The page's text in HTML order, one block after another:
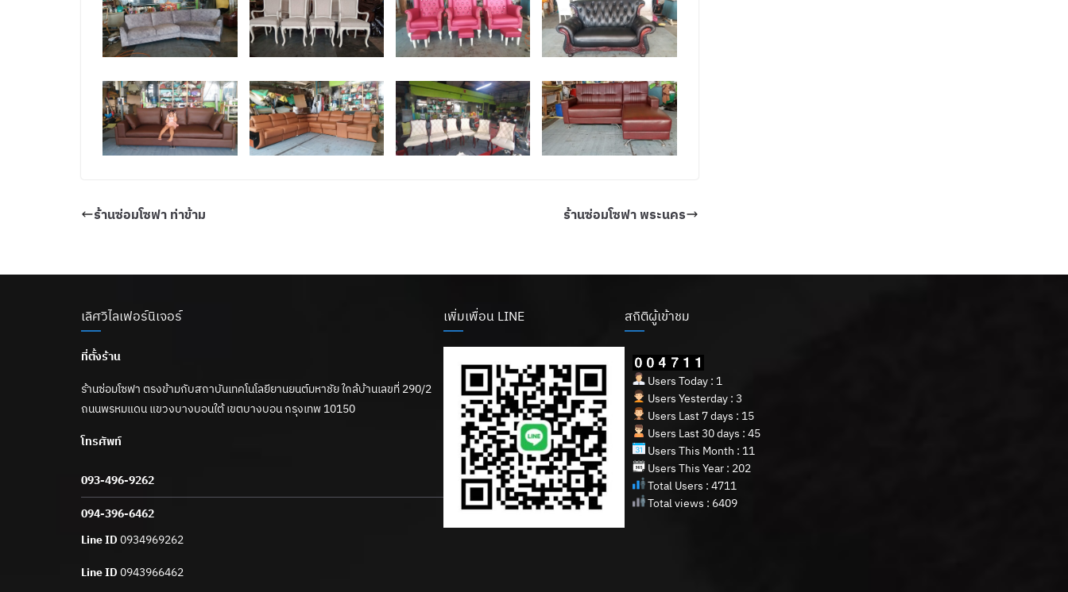
ร้านซ่อมโซฟา ท่าข้าม ร้านซ่อมโซฟา พระนคร
เลิศวิไลเฟอร์นิเจอร์
ที่ตั้งร้าน
ร้านซ่อมโซฟา ตรงข้ามกับสถาบันเทคโนโลยียานยนต์มหาชัย ใกล้บ้านเลขที่ 290/2
ถนนพรหมแดน แขวงบางบอนใต้ เขตบางบอน กรุงเทพ 10150
โทรศัพท์
093-496-9262
094-396-6462
Line ID 0934969262
Line ID 0943966462
เพิ่มเพื่อน LINE สถิติผู้เข้าชม
Users Today : 1
Users Yesterday : 3
Users Last 7 days : 15
Users Last 30 days : 45
Users This Month : 11
Users This Year : 202
Total Users : 4711
Total views : 6409